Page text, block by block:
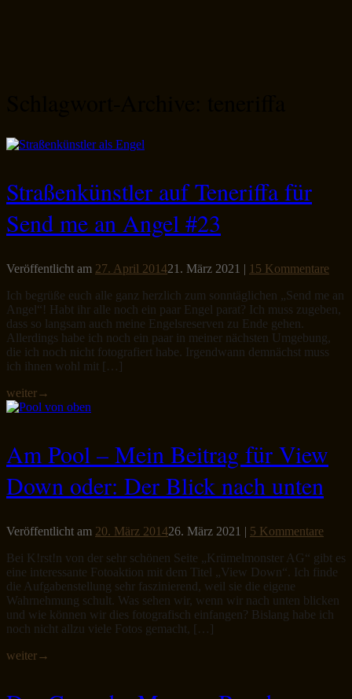
Straßenkünstler auf Teneriffa für
Send me an Angel #23
Veröffentlicht am 27. April 201421. März 2021 | 15 Kommentare
Ich begrüße euch alle ganz herzlich zum sonntäglichen „Send me an
Angel“! Habt ihr alle noch ein paar Engel parat? Ich muss zugeben,
dass so langsam auch meine Engelsreserven zu Ende gehen.
Allerdings habe ich noch ein paar in meiner nächsten Umgebung,
die ich noch nicht fotografiert habe. Irgendwann demnächst muss
ich ihnen wohl mit […]
weiter→
Am Pool – Mein Beitrag für View
Down oder: Der Blick nach unten
Veröffentlicht am 20. März 201426. März 2021 | 5 Kommentare
Bei K!rst!n von der sehr schönen Seite „Krümelmonster AG“ gibt es
eine interessante Fotoaktion mit dem Titel „View Down“. Ich finde
die Aufgabenstellung sehr faszinierend, weil sie die eigene
Wahrnehmung schult. Was sehen wir, wenn wir nach unten blicken
und wie können wir dies fotografisch einfangen? Bislang habe ich
noch nicht allzu viele Fotos gemacht, […]
weiter→